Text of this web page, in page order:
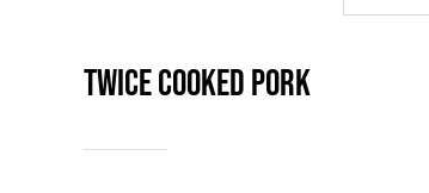
Twice Cooked Pork